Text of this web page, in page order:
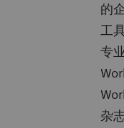
的
工
专
杂